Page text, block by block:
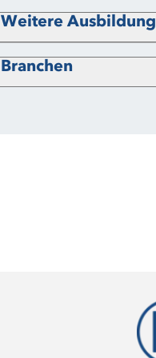
Weitere Ausbildung
Branchen